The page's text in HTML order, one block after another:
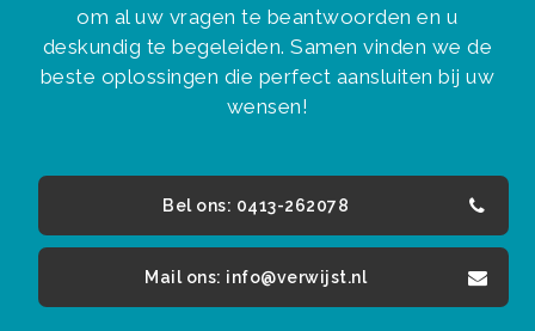
om al uw vragen te beantwoorden en u
deskundig te begeleiden. Samen vinden we de
beste oplossingen die perfect aansluiten bij uw
wensen!
Bel ons: 0413-262078
Mail ons: info@verwijst.nl